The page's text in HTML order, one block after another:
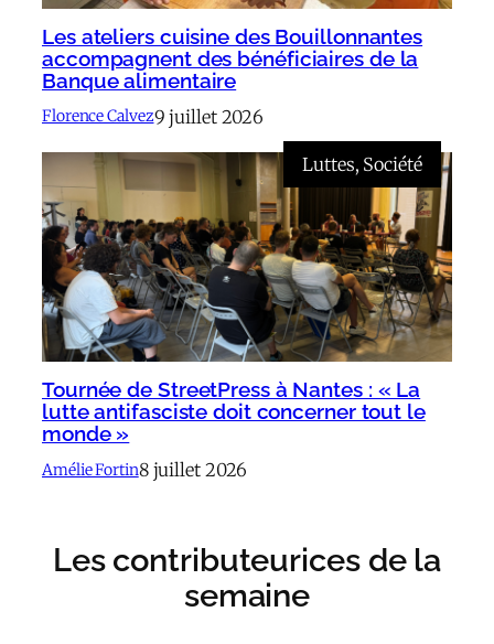
Les ateliers cuisine des Bouillonnantes
accompagnent des bénéficiaires de la
Banque alimentaire
Florence Calvez9 juillet 2026
Luttes, Société
Tournée de StreetPress à Nantes : « La
lutte antifasciste doit concerner tout le
monde »
Amélie Fortin8 juillet 2026
Les contributeurices de la
semaine